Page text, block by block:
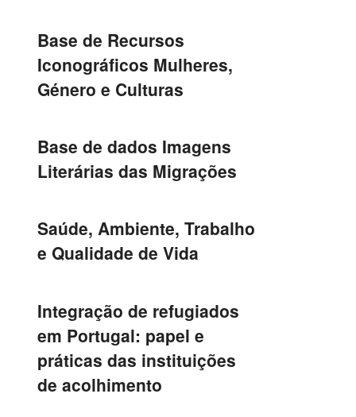
Base de Recursos
Iconográficos Mulheres,
Género e Culturas
Base de dados Imagens
Literárias das Migrações
Saúde, Ambiente, Trabalho
e Qualidade de Vida
Integração de refugiados
em Portugal: papel e
práticas das instituições
de acolhimento